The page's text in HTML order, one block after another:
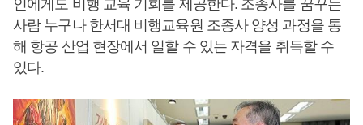
인에게도 비행 교육 기회를 제공한다. 조종사를 꿈꾸는
사람 누구나 한서대 비행교육원 조종사 양성 과정을 통
해 항공 산업 현장에서 일할 수 있는 자격을 취득할 수
있다.